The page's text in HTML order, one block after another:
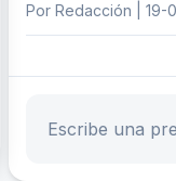
Por Redacción | 19-
Escribe tu